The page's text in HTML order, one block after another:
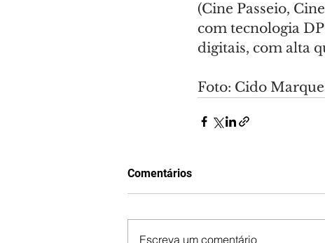
(Cine Passeio,
com tecnologia
digitais, com alta
Foto: Cido
Comentários
Escreva um comentário